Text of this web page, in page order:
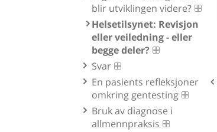
blir utviklingen videre?
Helsetilsynet: Revisjon
eller veiledning - eller
begge deler?
Svar
En pasients refleksjoner
omkring gentesting
Bruk av diagnose i
allmennpraksis